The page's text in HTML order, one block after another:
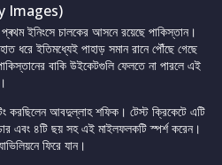
Images)
ইনিংসে চালকের আসনে রয়েছে পাকিস্তান।
ধরে ইতিমধ্যেই পাহাড় সমান রানে পৌঁছে গেছে
বাকি উইকেটগুলি ফেলতে না পারলে এই
করছিলেন আবদুল্লাহ শফিক। টেস্ট ক্রিকেটে এটি
এবং ৪টি ছয় সহ এই মাইলফলকটি স্পর্শ করেন।
ফিরে যান।